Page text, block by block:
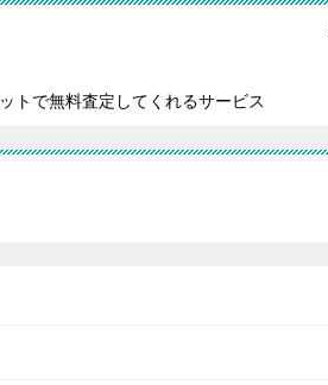
トで無料査定してくれるサービス